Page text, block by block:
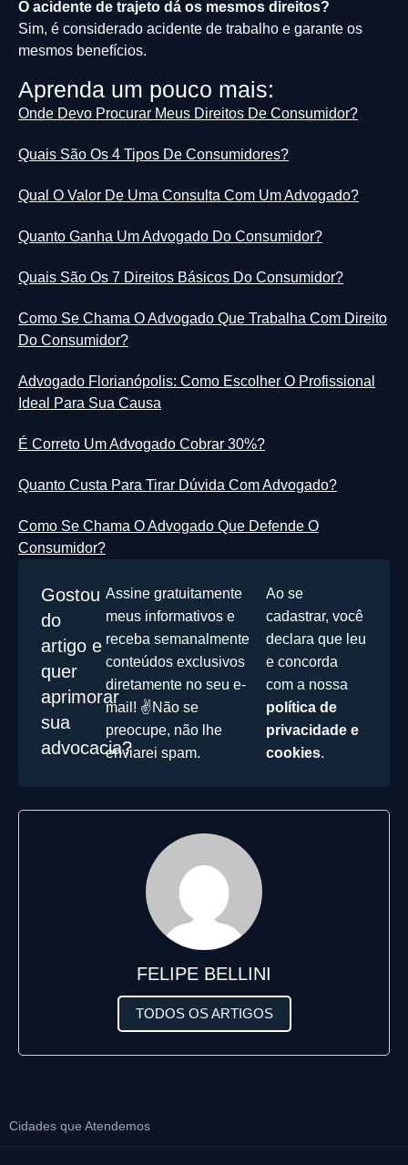
O acidente de trajeto dá os mesmos direitos?
Sim, é considerado acidente de trabalho e garante os
mesmos benefícios.
Aprenda um pouco mais:
Onde Devo Procurar Meus Direitos De Consumidor?
Quais São Os 4 Tipos De Consumidores?
Qual O Valor De Uma Consulta Com Um Advogado?
Quanto Ganha Um Advogado Do Consumidor?
Quais São Os 7 Direitos Básicos Do Consumidor?
Como Se Chama O Advogado Que Trabalha Com Direito
Do Consumidor?
Advogado Florianópolis: Como Escolher O Profissional
Ideal Para Sua Causa
É Correto Um Advogado Cobrar 30%?
Quanto Custa Para Tirar Dúvida Com Advogado?
Como Se Chama O Advogado Que Defende O
Consumidor?
Gostou
do
artigo e
quer
aprimorar
sua
advocacia?
Assine gratuitamente
meus informativos e
receba semanalmente
conteúdos exclusivos
diretamente no seu e-
mail! ✌️Não se
preocupe, não lhe
enviarei spam.
Ao se
cadastrar, você
declara que leu
e concorda
com a nossa
política de
privacidade e
cookies.
FELIPE BELLINI
TODOS OS ARTIGOS
Cidades que Atendemos